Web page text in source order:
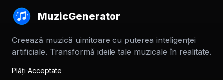
MuzicGenerator
Creează muzică uimitoare cu puterea inteligenței
artificiale. Transformă ideile tale muzicale în realitate.
Plăți Acceptate